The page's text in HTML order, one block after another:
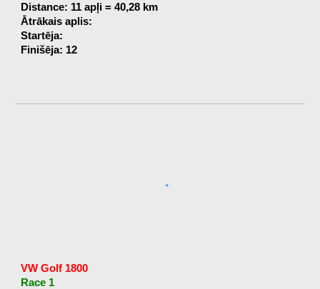
Distance: 11 apļi = 40,28 km
Ātrākais aplis:
Startēja:
Finišēja: 12
VW Golf 1800
Race 1